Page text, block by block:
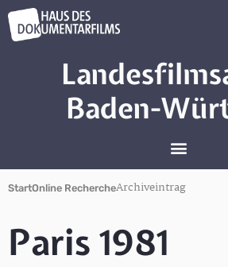
Baden-
StartOnline RechercheArchiveintrag
Paris 1981